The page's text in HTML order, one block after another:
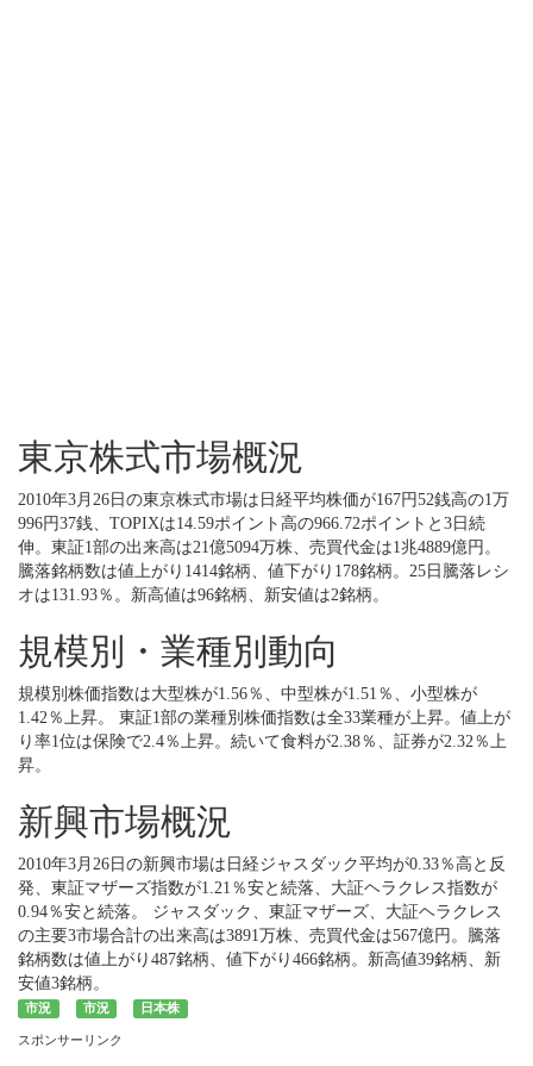
東京株式市場概況
2010年3月26日の東京株式市場は日経平均株価が167円52銭高の1万
996円37銭、TOPIXは14.59ポイント高の966.72ポイントと3日続
伸。東証1部の出来高は21億5094万株、売買代金は1兆4889億円。
騰落銘柄数は値上がり1414銘柄、値下がり178銘柄。25日騰落レシ
オは131.93％。新高値は96銘柄、新安値は2銘柄。
規模別・業種別動向
規模別株価指数は大型株が1.56％、中型株が1.51％、小型株が
1.42％上昇。 東証1部の業種別株価指数は全33業種が上昇。値上が
り率1位は保険で2.4％上昇。続いて食料が2.38％、証券が2.32％上
昇。
新興市場概況
2010年3月26日の新興市場は日経ジャスダック平均が0.33％高と反
発、東証マザーズ指数が1.21％安と続落、大証ヘラクレス指数が
0.94％安と続落。 ジャスダック、東証マザーズ、大証ヘラクレス
の主要3市場合計の出来高は3891万株、売買代金は567億円。騰落
銘柄数は値上がり487銘柄、値下がり466銘柄。新高値39銘柄、新
安値3銘柄。
市況 市況 日本株
スポンサーリンク